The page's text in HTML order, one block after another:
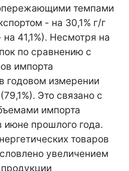
темпами
- на 30,1% г/г
41,1%). Несмотря на
по сравнению с
импорта
годовом измерении
Это связано с
импорта
июне прошлого года.
товаров
увеличением